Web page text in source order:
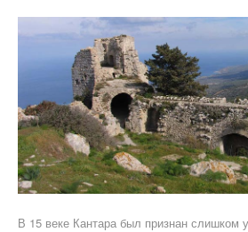
В 15 веке Кантара был признан слишком